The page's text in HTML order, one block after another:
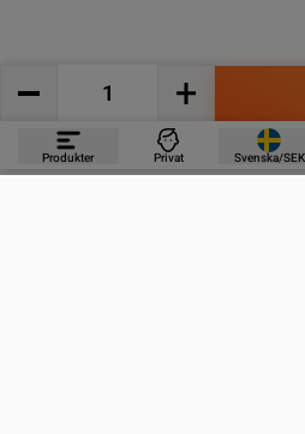
Produkter Privat Svenska/SEK